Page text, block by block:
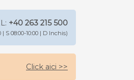
+40 263 215 500
| S 08:00-10:00 | D Inchis)
Click aici >>